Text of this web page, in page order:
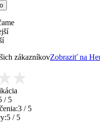
zákazníkovZobraziť na
/ 5
3 / 5
5 / 5